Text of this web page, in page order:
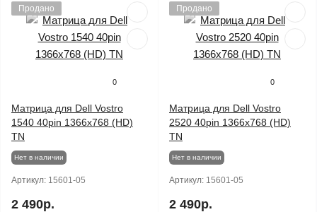
Продано
0
Матрица для Dell Vostro
1540 40pin 1366x768 (HD)
TN
Нет в наличии
Артикул: 15601-05
2 490р.
Продано
0
Матрица для Dell Vostro
2520 40pin 1366x768 (HD)
TN
Нет в наличии
Артикул: 15601-05
2 490р.